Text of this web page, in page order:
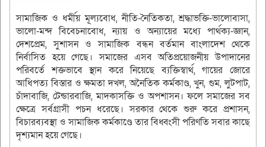
সামাজিক ও ধর্মীয় মূল্যবোধ, নীতি-নৈতিকতা, শ্রদ্ধাভক্তি-ভালোবাসা,
ভালো-মন্দ বিবেচনাবোধ, ন্যায় ও অন্যায়ের মধ্যে পার্থক্য-জ্ঞান,
দেশপ্রেম, সুশাসন ও সামাজিক বন্ধন বর্তমান বাংলাদেশ থেকে
নির্বাসিত হয়ে গেছে। সমাজের এসব অতিপ্রয়োজনীয় উপাদানের
পরিবর্তে শক্তভাবে স্থান করে নিয়েছে ব্যক্তিস্বার্থ, গায়ের জোরে
আধিপত্য বিস্তার ও ক্ষমতা দখল, অনৈতিক কর্মকাণ্ড, খুন, গুম, লুটপাট,
চাঁদাবাজি, টেন্ডারবাজি, মাদকাসক্তি ও অপশাসন। ফলে সমাজের সব
ক্ষেত্রে সর্বগ্রাসী পচন ধরেছে। সরকার থেকে শুরু করে প্রশাসন,
বিচারব্যবস্থা ও সামাজিক কর্মকাণ্ডে তার বিধ্বংসী পরিণতি সবার কাছে
দৃশ্যমান হয়ে গেছে।